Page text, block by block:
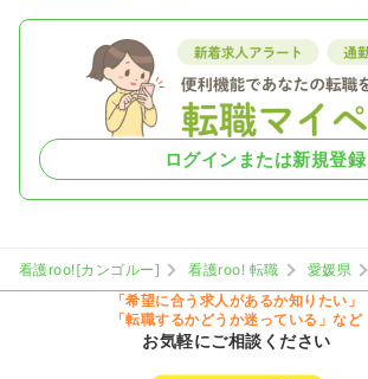
ログインまたは新規登録
看護roo![カンゴルー] 看護roo! 転職 愛媛県
「希望に合う求人があるか知りたい」
「転職するかどうか迷っている」など
お気軽にご相談ください